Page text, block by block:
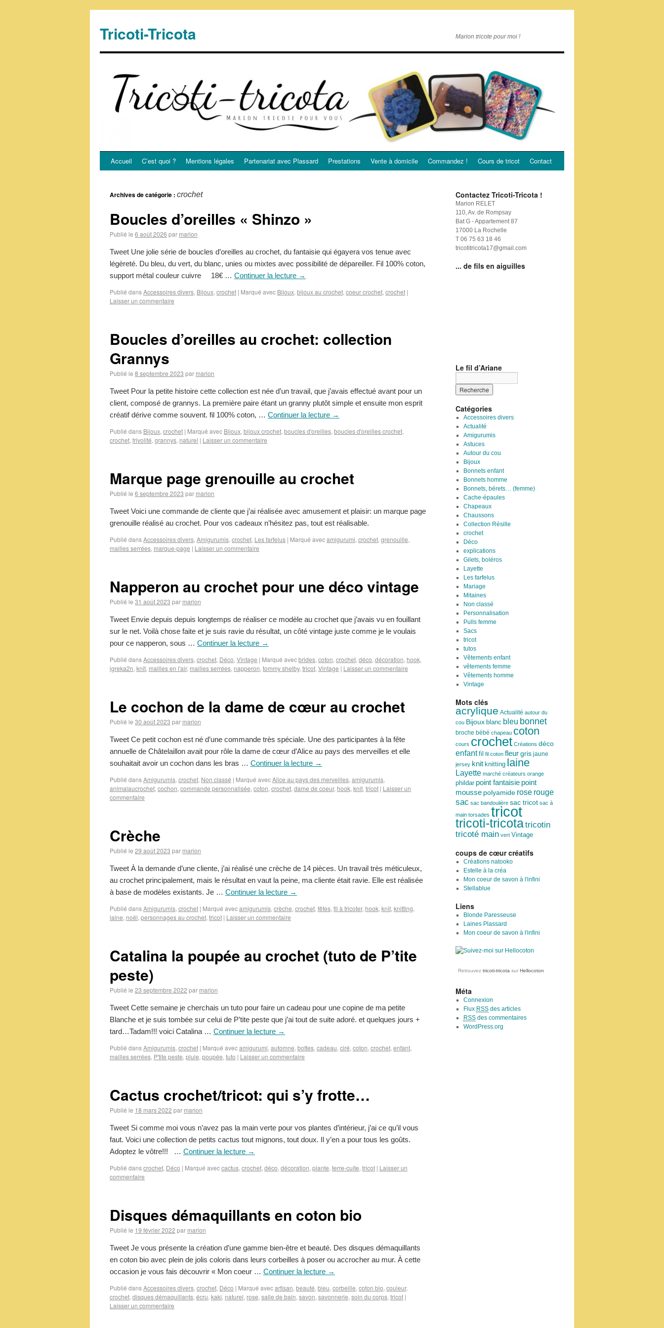
Tricoti-Tricota Marion tricote pour moi !
Accueil C’est quoi ? Mentions légales Partenariat avec Plassard Prestations Vente à domicile Commandez ! Cours de tricot Contact
Archives de catégorie : crochet
Boucles d’oreilles « Shinzo »
Publié le 6 août 2026 par marion
Tweet Une jolie série de boucles d’oreilles au crochet, du fantaisie qui égayera vos tenue avec
légèreté. Du bleu, du vert, du blanc, unies ou mixtes avec possibilité de dépareiller. Fil 100% coton,
support métal couleur cuivre 18€ … Continuer la lecture →
Publié dansAccessoires divers, Bijoux, crochet | Marqué avec Bijoux, bijoux au crochet, coeur crochet, crochet |
Laisser un commentaire
Boucles d’oreilles au crochet: collection
Grannys
Publié le 8 septembre 2023 par marion
Tweet Pour la petite histoire cette collection est née d’un travail, que j’avais effectué avant pour un
client, composé de grannys. La première paire étant un granny plutôt simple et ensuite mon esprit
créatif dérive comme souvent. fil 100% coton, … Continuer la lecture →
Publié dans Bijoux, crochet | Marqué avec Bijoux, bijoux crochet, boucles d'oreilles, boucles d'oreilles crochet,
crochet, frivolité, grannys, naturel | Laisser un commentaire
Marque page grenouille au crochet
Publié le 6 septembre 2023 par marion
Tweet Voici une commande de cliente que j’ai réalisée avec amusement et plaisir: un marque page
grenouille réalisé au crochet. Pour vos cadeaux n’hésitez pas, tout est réalisable.
Publié dansAccessoires divers, Amigurumis, crochet, Les farfelus | Marqué avecamigurumi, crochet, grenouille,
mailles serrées, marque-page | Laisser un commentaire
Napperon au crochet pour une déco vintage
Publié le 31 août 2023 par marion
Tweet Envie depuis depuis longtemps de réaliser ce modèle au crochet que j’avais vu en fouillant
sur le net. Voilà chose faite et je suis ravie du résultat, un côté vintage juste comme je le voulais
pour ce napperon, sous … Continuer la lecture →
Publié dansAccessoires divers, crochet, Déco, Vintage | Marqué avecbrides, coton, crochet, déco, décoration, hook,
igreka2n, knit, mailles en l'air, mailles serrées, napperon, tommy shelby, tricot, Vintage | Laisser un commentaire
Le cochon de la dame de cœur au crochet
Publié le 30 août 2023 par marion
Tweet Ce petit cochon est né d’une commande très spéciale. Une des participantes à la fête
annuelle de Châtelaillon avait pour rôle la dame de cœur d’Alice au pays des merveilles et elle
souhaitait avoir un cochon dans les bras … Continuer la lecture →
Publié dansAmigurumis, crochet, Non classé | Marqué avecAlice au pays des merveilles, amigurumis,
animalaucrochet, cochon, commande personnalisée, coton, crochet, dame de coeur, hook, knit, tricot | Laisser un
commentaire
Crèche
Publié le 29 août 2023 par marion
Tweet À la demande d’une cliente, j’ai réalisé une crèche de 14 pièces. Un travail très méticuleux,
au crochet principalement, mais le résultat en vaut la peine, ma cliente était ravie. Elle est réalisée
à base de modèles existants. Je … Continuer la lecture →
Publié dansAmigurumis, crochet | Marqué avecamigurumis, crèche, crochet, fêtes, fil à tricoter, hook, knit, knitting,
laine, noël, personnages au crochet, tricot | Laisser un commentaire
Catalina la poupée au crochet (tuto de P’tite
peste)
Publié le 23 septembre 2022 par marion
Tweet Cette semaine je cherchais un tuto pour faire un cadeau pour une copine de ma petite
Blanche et je suis tombée sur celui de P’tite peste que j’ai tout de suite adoré. et quelques jours +
tard…Tadam!!! voici Catalina … Continuer la lecture →
Publié dansAmigurumis, crochet | Marqué avecamigurumi, automne, bottes, cadeau, ciré, coton, crochet, enfant,
mailles serrées, P'tite peste, pluie, poupée, tuto | Laisser un commentaire
Cactus crochet/tricot: qui s’y frotte…
Publié le 18 mars 2022 par marion
Tweet Si comme moi vous n’avez pas la main verte pour vos plantes d’intérieur, j’ai ce qu’il vous
faut. Voici une collection de petits cactus tout mignons, tout doux. Il y’en a pour tous les goûts.
Adoptez le vôtre!!! … Continuer la lecture →
Publié danscrochet, Déco | Marqué aveccactus, crochet, déco, décoration, plante, terre-cuite, tricot | Laisser un
commentaire
Disques démaquillants en coton bio
Publié le 19 février 2022 par marion
Tweet Je vous présente la création d’une gamme bien-être et beauté. Des disques démaquillants
en coton bio avec plein de jolis coloris dans leurs corbeilles à poser ou accrocher au mur. À cette
occasion je vous fais découvrir « Mon coeur … Continuer la lecture →
Publié dansAccessoires divers, crochet, Déco | Marqué avecartisan, beauté, bleu, corbeille, coton bio, couleur,
crochet, disques démaquillants, écru, kaki, naturel, rose, salle de bain, savon, savonnerie, soin du corps, tricot |
Laisser un commentaire
Contactez Tricoti-Tricota !
Marion RELET
110, Av. de Rompsay
Bat G - Appartement 87
17000 La Rochelle
T 06 75 63 18 46
tricotitricota17@gmail.com
... de fils en aiguilles
Le fil d’Ariane
Catégories
Accessoires divers
Actualité
Amigurumis
Astuces
Autour du cou
Bijoux
Bonnets enfant
Bonnets homme
Bonnets, bérets… (femme)
Cache-épaules
Chapeaux
Chaussons
Collection Résille
crochet
Déco
explications
Gilets, boléros
Layette
Les farfelus
Mariage
Mitaines
Non classé
Personnalisation
Pulls femme
Sacs
tricot
tutos
Vêtements enfant
vêtements femme
Vêtements homme
Vintage
Mots clés
acrylique Actualité autour du
cou Bijoux blanc bleu bonnet
broche bébé chapeau coton
cours crochet Créations déco
enfant fil fil coton fleur gris jaune
jersey knit knitting laine
Layette marché créateurs orange
phildar point fantaisie point
mousse polyamide rose rouge
sac sac bandoulière sac tricot sac à
main torsades tricot
tricoti-tricotatricotin
tricoté main vert Vintage
coups de cœur créatifs
Créations natooko
Estelle à la créa
Mon coeur de savon à l'infini
Stellablue
Liens
Blonde Paresseuse
Laines Plassard
Mon coeur de savon à l'infini
Retrouvez tricoti-tricota sur Hellocoton
Méta
Connexion
Flux RSSdes articles
RSSdes commentaires
WordPress.org